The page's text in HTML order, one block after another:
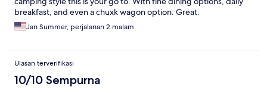
breakfast, and even a chuxk wagon option. Great.
Jan Summer, perjalanan 2 malam
Ulasan terverifikasi
10/10 Sempurna